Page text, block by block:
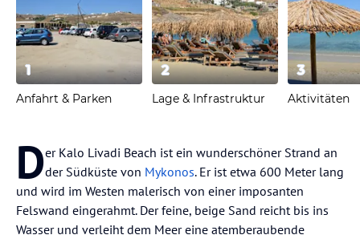
1
Anfahrt & Parken
2
Lage & Infrastruktur
3
Aktivitäten
Der Kalo Livadi Beach ist ein wunderschöner Strand an
der Südküste von Mykonos. Er ist etwa 600 Meter lang
und wird im Westen malerisch von einer imposanten
Felswand eingerahmt. Der feine, beige Sand reicht bis ins
Wasser und verleiht dem Meer eine atemberaubende